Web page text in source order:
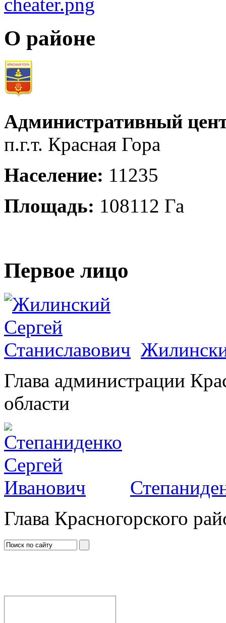
О районе
Административный
п.г.т. Красная Гора
Население: 11235
Площадь: 108112 Га
Первое лицо
Глава администрации
области
Глава Красногорского